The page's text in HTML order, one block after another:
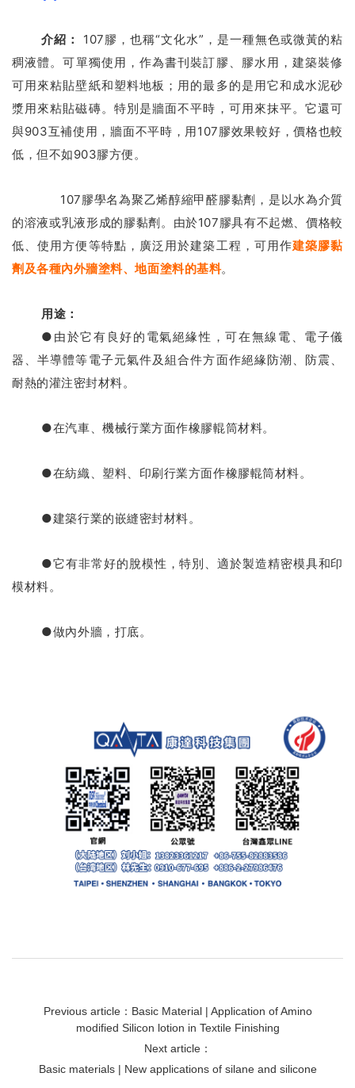
介紹：
107膠，也稱“文化水”，是一種無色或微黃的粘
稠液體。可單獨使用，作為書刊裝訂膠、膠水用，建築裝修
可用來粘貼壁紙和塑料地板；用的最多的是用它和成水泥砂
漿用來粘貼磁磚。 特別是牆面不平時，可用來抹平。它還可
與903互補使用，牆面不平時，用107膠效果較好，價格也較
低，但不如903膠方便。
107膠學名為聚乙烯醇縮甲醛膠黏劑，是以水為介質
的溶液或乳液形成的膠黏劑。 由於107膠具有不起燃、價格較
低、使用方便等特點，廣泛用於建築工程，可用作建築膠黏
劑及各種內外牆塗料、地面塗料的基料。
用途：
●由於它有良好的電氣絕緣性，可在無線電、電子儀
器、半導體等電子元氣件及組合件方面作絕緣防潮、防震、
耐熱的灌注密封材料。
●在汽車、機械行業方面作橡膠輥筒材料。
●在紡織、塑料、印刷行業方面作橡膠輥筒材料。
●建築行業的嵌縫密封材料。
●它有非常好的脫模性，特別、適於製造精密模具和印
模材料。
●做內外牆，打底。
Previous article：Basic Material | Application of Amino
modified Silicon lotion in Textile Finishing
Next article：
Basic materials | New applications of silane and silicone